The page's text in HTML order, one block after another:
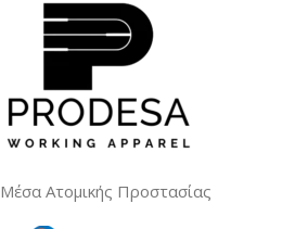
Μέσα Ατομικής Προστασίας